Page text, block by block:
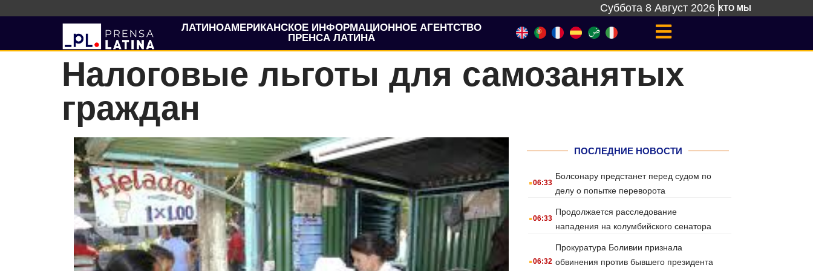
Суббота 8 Август 2026 КТО МЫ
ЛАТИНОАМЕРИКАНСКОЕ ИНФОРМАЦИОННОЕ АГЕНТСТВО
ПРЕНСА ЛАТИНА
Налоговые льготы для самозанятых
граждан
ПОСЛЕДНИЕ НОВОСТИ
.06:33
Болсонару предстанет перед судом по
делу о попытке переворота
.06:33
Продолжается расследование
нападения на колумбийского сенатора
.06:32
Прокуратура Боливии признала
обвинения против бывшего президента